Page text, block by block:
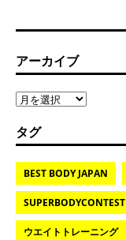
アーカイブ
タグ
BEST BODY JAPAN
SUPERBODYCONTEST
ウエイトトレーニング